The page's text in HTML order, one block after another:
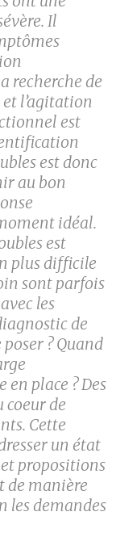
Il
recherche de
l’agitation
est
est donc
au bon
idéal.
est
plus difficile
sont parfois
les
de
? Quand
place ? Des
coeur de
Cette
un état
et propositions
de manière
les demandes